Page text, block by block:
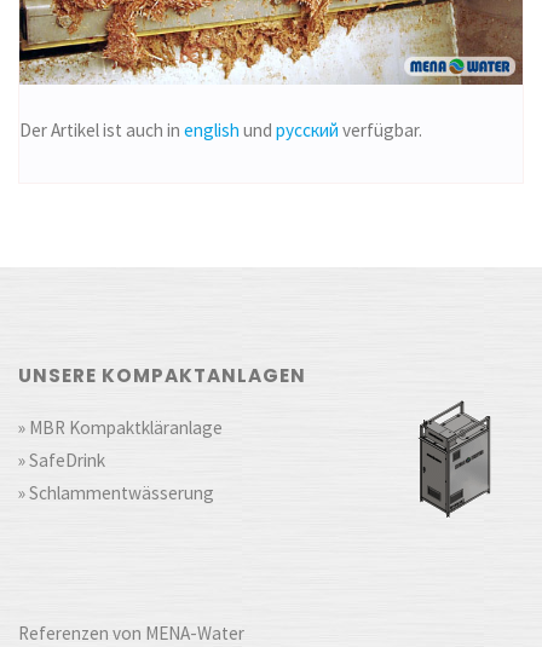
Der Artikel ist auch inenglish undрусский verfügbar.
UNSERE KOMPAKTANLAGEN
» MBR Kompaktkläranlage
» SafeDrink
» Schlammentwässerung
Referenzen von MENA-Water